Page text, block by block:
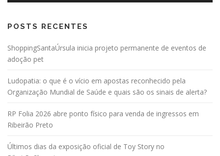
POSTS RECENTES
ShoppingSantaÚrsula inicia projeto permanente de eventos de
adoção pet
Ludopatia: o que é o vício em apostas reconhecido pela
Organização Mundial de Saúde e quais são os sinais de alerta?
RP Folia 2026 abre ponto físico para venda de ingressos em
Ribeirão Preto
Últimos dias da exposição oficial de Toy Story no